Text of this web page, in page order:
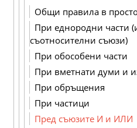
Общи правила в
При еднородни части
съотносителни съюзи)
При обособени части
При вметнати думи и
При обръщения
При частици
Пред съюзите И и ИЛИ